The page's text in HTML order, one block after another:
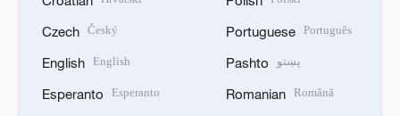
Czech Český
English English
Esperanto Esperanto
Portuguese Português
Pashto پښتو
Romanian Română